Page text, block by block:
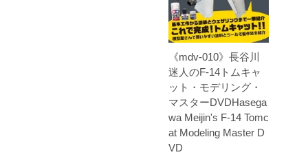
《mdv-010》長谷川
迷人のF-14トムキャ
ット・モデリング・
マスターDVDHasega
wa Meijin's F-14 Tomc
at Modeling Master D
VD